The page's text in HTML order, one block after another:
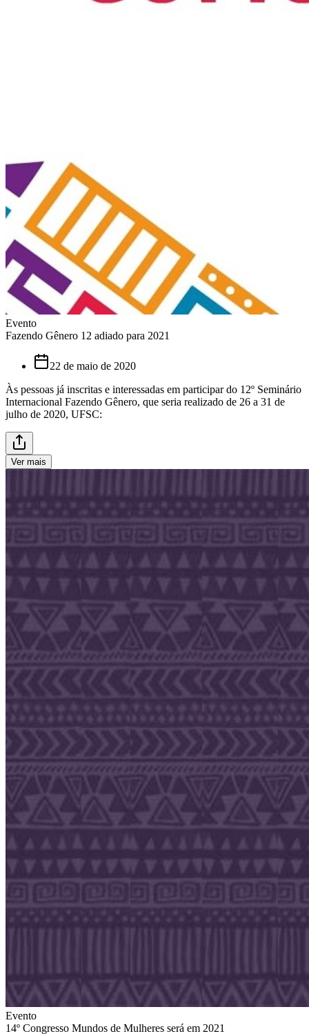
Evento
Fazendo Gênero 12 adiado para 2021
22 de maio de 2020
Às pessoas já inscritas e interessadas em participar do 12º Seminário
Internacional Fazendo Gênero, que seria realizado de 26 a 31 de
julho de 2020, UFSC:
Ver mais
Evento
14º Congresso Mundos de Mulheres será em 2021